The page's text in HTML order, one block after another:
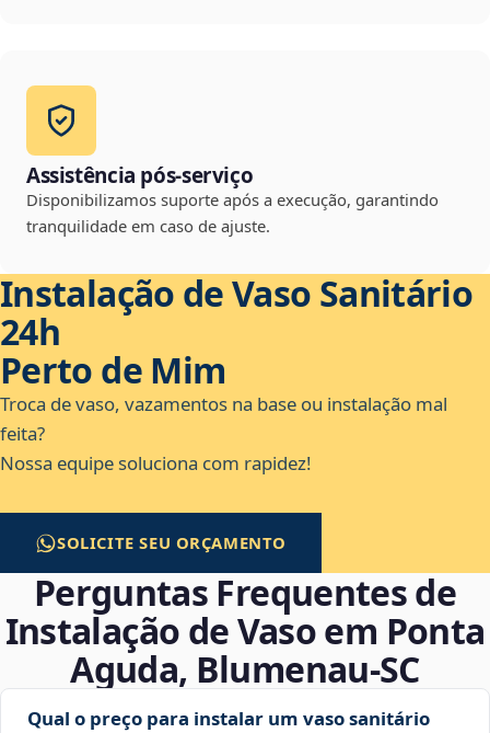
Assistência pós-serviço
Disponibilizamos suporte após a execução, garantindo
tranquilidade em caso de ajuste.
Instalação de Vaso Sanitário
24h
Perto de Mim
Troca de vaso, vazamentos na base ou instalação mal
feita?
Nossa equipe soluciona com rapidez!
SOLICITE SEU ORÇAMENTO
Perguntas Frequentes de
Instalação de Vaso em Ponta
Aguda, Blumenau‑SC
Qual o preço para instalar um vaso sanitário